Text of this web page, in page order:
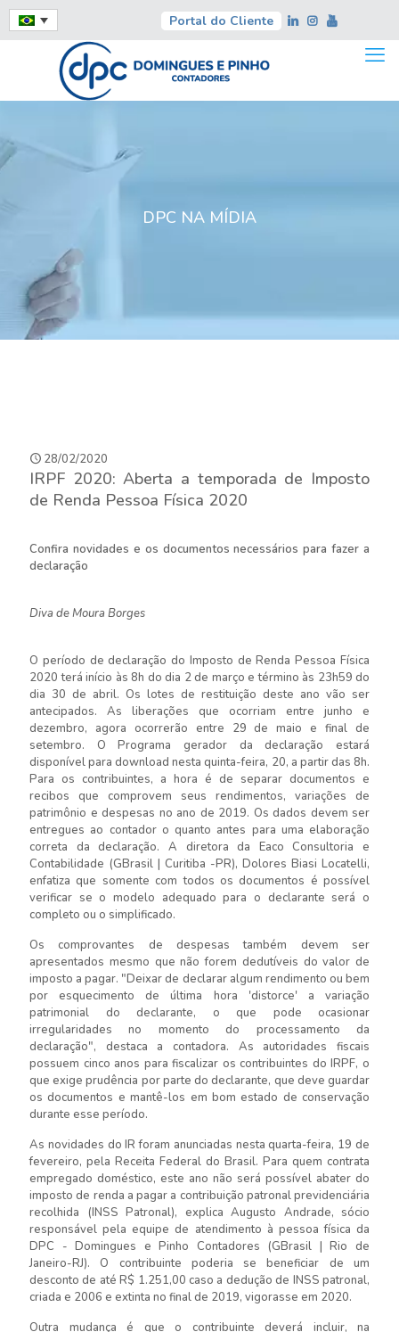
Portal do Cliente
DPC NA MÍDIA
28/02/2020
IRPF 2020: Aberta a temporada de Imposto
de Renda Pessoa Física 2020
Confira novidades e os documentos necessários para fazer a
declaração
Diva de Moura Borges
O período de declaração do Imposto de Renda Pessoa Física
2020 terá início às 8h do dia 2 de março e término às 23h59 do
dia 30 de abril. Os lotes de restituição deste ano vão ser
antecipados. As liberações que ocorriam entre junho e
dezembro, agora ocorrerão entre 29 de maio e final de
setembro. O Programa gerador da declaração estará
disponível para download nesta quinta-feira, 20, a partir das 8h.
Para os contribuintes, a hora é de separar documentos e
recibos que comprovem seus rendimentos, variações de
patrimônio e despesas no ano de 2019. Os dados devem ser
entregues ao contador o quanto antes para uma elaboração
correta da declaração. A diretora da Eaco Consultoria e
Contabilidade (GBrasil | Curitiba -PR), Dolores Biasi Locatelli,
enfatiza que somente com todos os documentos é possível
verificar se o modelo adequado para o declarante será o
completo ou o simplificado.
Os comprovantes de despesas também devem ser
apresentados mesmo que não forem dedutíveis do valor de
imposto a pagar. "Deixar de declarar algum rendimento ou bem
por esquecimento de última hora 'distorce' a variação
patrimonial do declarante, o que pode ocasionar
irregularidades no momento do processamento da
declaração", destaca a contadora. As autoridades fiscais
possuem cinco anos para fiscalizar os contribuintes do IRPF, o
que exige prudência por parte do declarante, que deve guardar
os documentos e mantê-los em bom estado de conservação
durante esse período.
As novidades do IR foram anunciadas nesta quarta-feira, 19 de
fevereiro, pela Receita Federal do Brasil. Para quem contrata
empregado doméstico, este ano não será possível abater do
imposto de renda a pagar a contribuição patronal previdenciária
recolhida (INSS Patronal), explica Augusto Andrade, sócio
responsável pela equipe de atendimento à pessoa física da
DPC - Domingues e Pinho Contadores (GBrasil | Rio de
Janeiro-RJ). O contribuinte poderia se beneficiar de um
desconto de até R$ 1.251,00 caso a dedução de INSS patronal,
criada e 2006 e extinta no final de 2019, vigorasse em 2020.
Outra mudança é que o contribuinte deverá incluir, na